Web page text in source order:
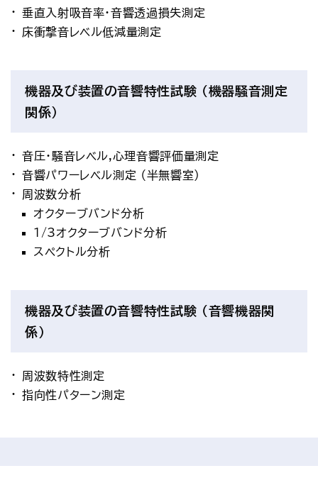
垂直入射吸音率・音響透過損失測定
床衝撃音レベル低減量測定
機器及び装置の音響特性試験 （機器騒音測定
関係）
音圧・騒音レベル,心理音響評価量測定
音響パワーレベル測定 （半無響室）
周波数分析
オクターブバンド分析
1/3オクターブバンド分析
スペクトル分析
機器及び装置の音響特性試験 （音響機器関
係）
周波数特性測定
指向性パターン測定